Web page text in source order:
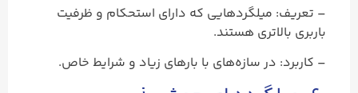
– تعریف: میلگردهایی که دارای استحکام و ظرفیت
باربری بالاتری هستند.
– کاربرد: در سازه‌های با بارهای زیاد و شرایط خاص.